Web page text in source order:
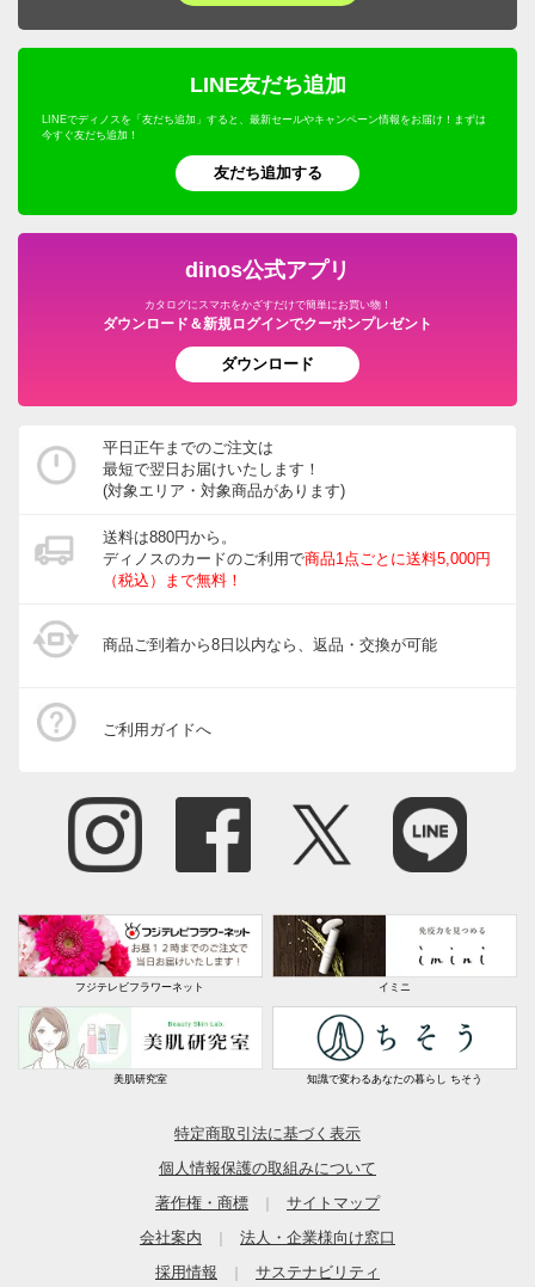
LINE友だち追加
LINEでディノスを「友だち追加」すると、最新セールやキャンペーン情報をお届け！まずは
今すぐ友だち追加！
友だち追加する
dinos公式アプリ
カタログにスマホをかざすだけで簡単にお買い物！
ダウンロード＆新規ログインでクーポンプレゼント
ダウンロード
平日正午までのご注文は
最短で翌日お届けいたします！
(対象エリア・対象商品があります)
送料は880円から。
ディノスのカードのご利用で商品1点ごとに送料5,000円
（税込）まで無料！
商品ご到着から8日以内なら、返品・交換が可能
ご利用ガイドへ
フジテレビフラワーネット イミニ
美肌研究室 知識で変わるあなたの暮らし ちそう
特定商取引法に基づく表示
個人情報保護の取組みについて
著作権・商標
｜
サイトマップ
会社案内
｜
法人・企業様向け窓口
採用情報
｜ サステナビリティ